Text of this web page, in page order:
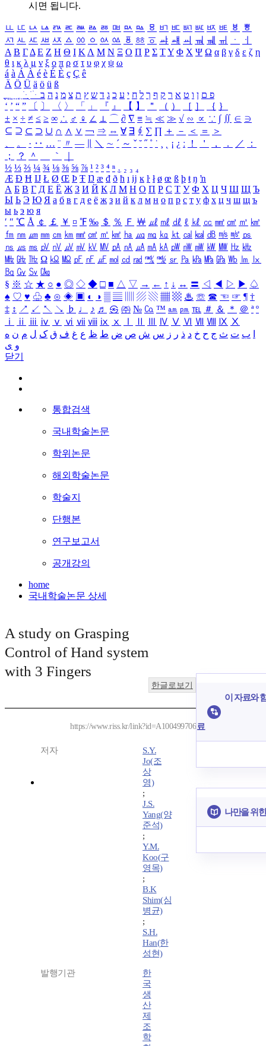
시면 됩니다.
ㅥ ㅦ ㅧ ㅨ ㅩ ㅪ ㅫ ㅬ ㅭ ㅮ ㅯ ㅰ ㅱ ㅲ ㅳ ㅴ ㅵ ㅶ ㅷ ㅸ
ㅹ
ㅺ ㅻ ㅼ ㅽ ㅾ ㅿ ㆀ ㆁ ㆂ ㆃ ㆄ ㆅ ㆆ ㆇ ㆈ ㆉ ㆊ ㆋ ㆌ ㆍ
ㆎ
Α Β ΓΔ Ε Ζ Η Θ Ι ΚΛ Μ Ν Ξ Ο Π Ρ Σ ΤΥ Φ Χ Ψ Ω α β γ δ ε ζ η
θ ι κ λ μ ν ξ ο π ρ σ τ υ φ χ ψ ω
á à Á À é è É È ç Ç ê
Ä Ö Ü ä ö ü ß
ִֶֹ ֻּ ׁׂ פ ם ן ו ט א ר ק ף ך ל ח י ע כ ג ד ש ץ ת צ מ נ ה ב
‘ ’ “ ” 〔 〕 〈 〉 「 」 『 』 【 】 ＂ （ ） ［ ］ ｛ ｝
± × ÷ ≠ ≤ ≥ ∞ ∴ ♂ ♀ ∠ ⊥ ⌒ ∂ ∇ ≡ ≒ ≪ ≫ √ ∽ ∝ ∵ ∫ ∬ ∈ ∋
⊆ ⊇ ⊂ ⊃ ∪ ∩ ∧ ∨ ￢ ⇒ ⇔ ∀ ∃ ∮ ∑ ∏ ＋ － ＜ ＝
＞
、
。 · ‥ … ¨ 〃 ― ＼ ∼ ´ ～ ˇ ˘ ˝ ˚ ˙ ¸ ¡ ¿ ː ！ ＇ ， ． ／
：
；
？ ＾ ｀
½ ⅓ ⅔ ¼ ¾ ⅛ ⅜ ⅝ ⅞ ¹ ² ³ ⁴ ⁿ ₁ ₂ ₃ ₄
Æ Ð Ħ Ĳ Ł Ø Œ Þ Ŧ Ŋ æ đ ð ħ ı ĳ ĸ ŀ ł ø œ ß þ ŧ ŋ ŉ
А Б В Г Д Е Ё Ж З И Й К Л М Н О П Р С Т У Ф Х Ц Ч Ш Щ Ъ
Ы Ь Э Ю Я а б в г д е ё ж з и й к л м н о п р с т у ф х ц ч ш щ ъ
ы ь э ю я
′ ″ ℃ Å ￠ ￡ ￥ ¤ ℉ ‰ ＄ ％ Ｆ ￦ ㎕ ㎖ ㎗ ℓ ㎘ ㏄ ㎣ ㎤ ㎥ ㎦
㎙ ㎚ ㎛ ㎜ ㎝ ㎞ ㎟ ㎠ ㎡ ㎢ ㏊ ㎍ ㎎ ㎏ ㏏ ㎈ ㎉ ㏈ ㎧ ㎨ ㎰
㎱ ㎲ ㎳ ㎴ ㎵ ㎶ ㎷ ㎸ ㎹ ㎀ ㎁ ㎂ ㎃ ㎄ ㎺ ㎻ ㎽ ㎾ ㎿ ㎐ ㎑
㎒ ㎓ ㎔ Ω ㏀ ㏁ ㎊ ㎋ ㎌ ㏖ ㏅ ㎭ ㎮ ㎯ ㏛ ㎩ ㎪ ㎫ ㎬ ㏝ ㏐
㏓
㏃ ㏉ ㏜ ㏆
§ ※ ☆ ★ ○ ● ◎ ◇ ◆ □ ■ △ ▽ → ← ↑ ↓ ↔ 〓 ◁ ◀ ▷ ▶ ♤
♠ ♡ ♥ ♧ ♣ ⊙ ◈ ▣ ◐ ◑ ▒ ▤ ▨ ▧ ▦ ▩ ♨ ☏ ☎ ☜ ☞ ¶ †
‡ ↕ ↗ ↙ ↖ ↘ ♭ ♩ ♪ ♬ ㉿ ㈜ № ㏇ ™ ㏂ ㏘ ℡ ＃ ＆ ＊ ＠ ª º
ⅰ
ⅱ ⅲ ⅳ ⅴ ⅵ ⅶ ⅷ ⅸ ⅹ Ⅳ Ⅴ Ⅵ Ⅶ Ⅷ Ⅸ Ⅹ
ب ت ث ج ح خ د ذ ر ز س ش ص ض ط ظ ع غ ف ق ک ل م ن ه
و ی
닫기
통합검색
국내학술논문
학위논문
해외학술논문
학술지
단행본
연구보고서
공개강의
home
국내학술논문 상세
A study on Grasping
Control of Hand system
with 3 Fingers
한글로보기
https://www.riss.kr/link?id=A100499706
저자
S.Y.
Jo(조
상
영)
;
J.S.
Yang(양
준석)
;
Y.M.
Koo(구
영목)
;
B.K
Shim(심
병균)
;
S.H.
Han(한
성현)
발행기관
한
국
생
산
제
조
학
이 자료와
료
나만을 위